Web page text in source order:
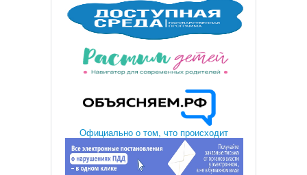
Официально о том, что происходит